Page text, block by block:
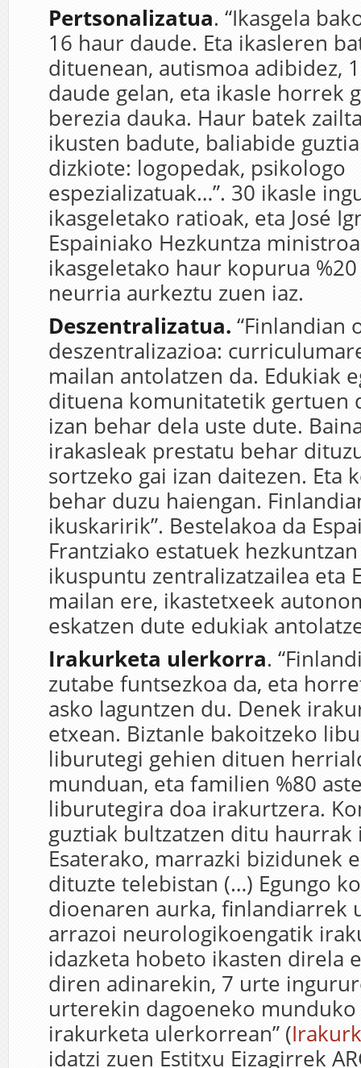
Pertsonalizatua. “Ikasgela
16 haur daude. Eta ikasleren
dituenean, autismoa adibidez,
daude gelan, eta ikasle horrek
berezia dauka. Haur batek
ikusten badute, baliabide
dizkiote: logopedak, psikologo
espezializatuak…”. 30 ikasle
ikasgeletako ratioak, eta José
Espainiako Hezkuntza
ikasgeletako haur kopurua
neurria aurkeztu zuen iaz.
Deszentralizatua. “Finlandian
deszentralizazioa:
mailan antolatzen da. Edukiak
dituena komunitatetik gertuen
izan behar dela uste dute.
irakasleak prestatu behar
sortzeko gai izan daitezen. Eta
behar duzu haiengan.
ikuskaririk”. Bestelakoa da
Frantziako estatuek
ikuspuntu zentralizatzailea eta
mailan ere, ikastetxeek
eskatzen dute edukiak
Irakurketa ulerkorra.
zutabe funtsezkoa da, eta
asko laguntzen du. Denek
etxean. Biztanle bakoitzeko
liburutegi gehien dituen
munduan, eta familien %80
liburutegira doa irakurtzera.
guztiak bultzatzen ditu
Esaterako, marrazki bizidunek
dituzte telebistan (…) Egungo
dioenaren aurka, finlandiarrek
arrazoi neurologikoengatik
idazketa hobeto ikasten direla
diren adinarekin, 7 urte
urterekin dagoeneko
irakurketa ulerkorrean” (
idatzi zuen Estitxu Eizagirrek